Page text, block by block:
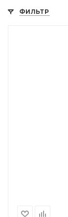
ФИЛЬТР